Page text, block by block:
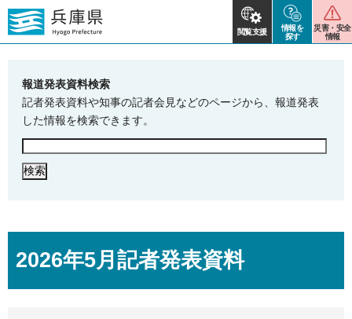
閲覧支援
情報を
探す
災害・安全
情報
報道発表資料検索
記者発表資料や知事の記者会見などのページから、報道発表
した情報を検索できます。
2026年5月記者発表資料